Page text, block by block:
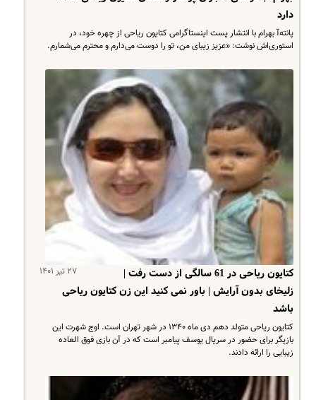
دارد
پانته‌آ بهرام با انتشار پست اینستاگرامی کتایون ریاحی از چهره خود، در
استوری‌اش نوشت: «عزیز زیبای من، تو را دوست می‌دارم و محترم می‌شمارم.
۲۷ تیر ۱۴۰۱
کتایون ریاحی در 61 سالگی از دست رفت |
زلیخای بدون آرایش | باور نمی کنید این زن کتایون ریاحی
باشد
کتایون ریاحی متولد دهم دی ماه ۱۳۴۰ در شهر تهران است. اوج شهرت این
بازیگر برای حضور در سریال یوسف پیامبر است که در آن بازی فوق العاده
زیبایی را ارائه دادند.